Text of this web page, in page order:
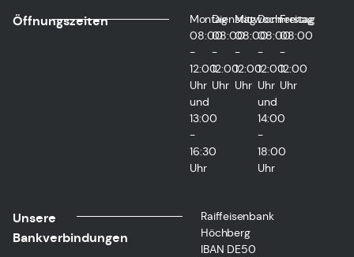
Öffnungszeiten
Montag
08:00
-
12:00
Uhr
und
13:00
-
16:30
Uhr
Dienstag
08:00
-
12:00
Uhr
Mittwoch
08:00
-
12:00
Uhr
Donnerstag
08:00
-
12:00
Uhr
und
14:00
-
18:00
Uhr
Freitag
08:00
-
12:00
Uhr
Unsere
Bankverbindungen
Raiffeisenbank
Höchberg
IBAN DE50